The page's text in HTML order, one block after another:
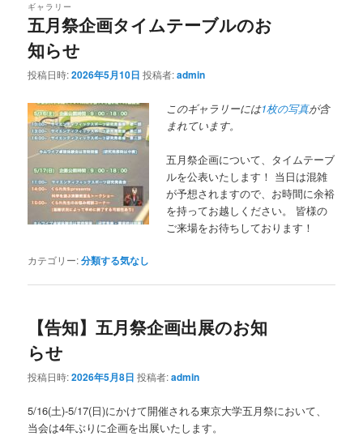
五月祭企画タイムテーブルのお
知らせ
ギャラリー
投稿日時:2026年5月10日 投稿者:admin
このギャラリーには1枚の写真が含
まれています。
五月祭企画について、タイムテーブ
ルを公表いたします！ 当日は混雑
が予想されますので、お時間に余裕
を持ってお越しください。 皆様の
ご来場をお待ちしております！
カテゴリー:分類する気なし
【告知】五月祭企画出展のお知
らせ
投稿日時:2026年5月8日 投稿者:admin
5/16(土)-5/17(日)にかけて開催される東京大学五月祭において、
当会は4年ぶりに企画を出展いたします。